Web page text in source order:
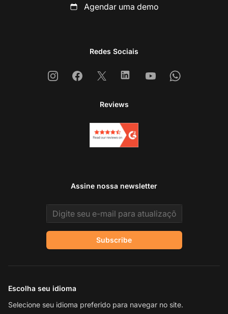
Agendar uma demo
Redes Sociais
InstagramFacebook
X LinkedinYoutubeWhatsapp
Reviews
Assine nossa newsletter
Email address
Subscribe
Escolha seu idioma
Selecione seu idioma preferido para navegar no site.